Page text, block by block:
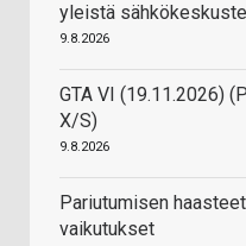
yleistä
9.8.2026
GTA VI (19.11.2026)
X/S)
9.8.2026
Pariutumisen
vaikutukset